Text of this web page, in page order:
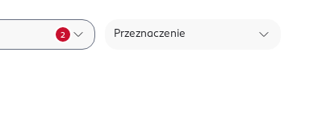
2 Przeznaczenie